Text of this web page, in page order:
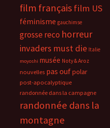
film français film US
féminisme gauchimse
grosse reco horreur
invaders must die Italie
moyoshi musée Noty & Aroz
nouvelles pas oufpolar
post-apocalyptique
randonnée dans la campagne
randonnée dans la
montagne